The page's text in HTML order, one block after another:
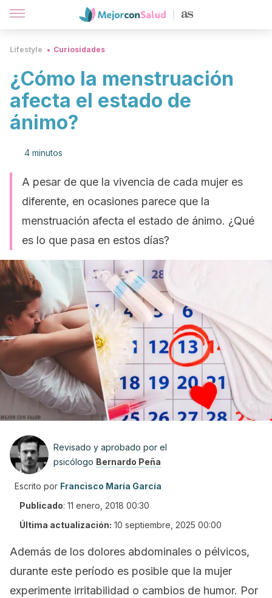
Lifestyle Curiosidades
¿Cómo la menstruación
afecta el estado de
ánimo?
4 minutos
A pesar de que la vivencia de cada mujer es
diferente, en ocasiones parece que la
menstruación afecta el estado de ánimo. ¿Qué
es lo que pasa en estos días?
Revisado y aprobado por el
psicólogo Bernardo Peña
Escrito por Francisco María García
Publicado: 11 enero, 2018 00:30
Última actualización: 10 septiembre, 2025 00:00
Además de los dolores abdominales o pélvicos,
durante este período es posible que la mujer
experimente irritabilidad o cambios de humor. Por